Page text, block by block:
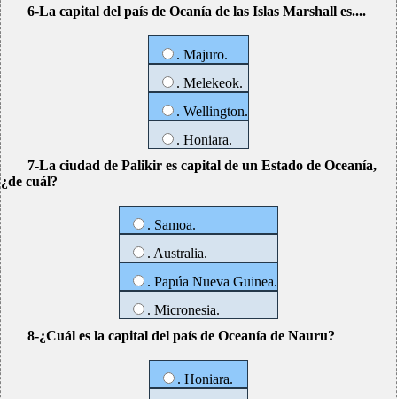
6-La capital del país de Ocanía de las Islas Marshall es....
. Majuro.
. Melekeok.
. Wellington.
. Honiara.
7-La ciudad de Palikir es capital de un Estado de Oceanía,
¿de cuál?
. Samoa.
. Australia.
. Papúa Nueva Guinea.
. Micronesia.
8-¿Cuál es la capital del país de Oceanía de Nauru?
. Honiara.